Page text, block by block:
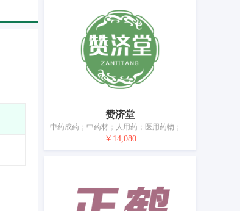
赞济堂
中药成药；中药材；人用药；医用药物；药用草药茶；药草；药酒；医用营养品；医用保健袋；药枕
￥14,080